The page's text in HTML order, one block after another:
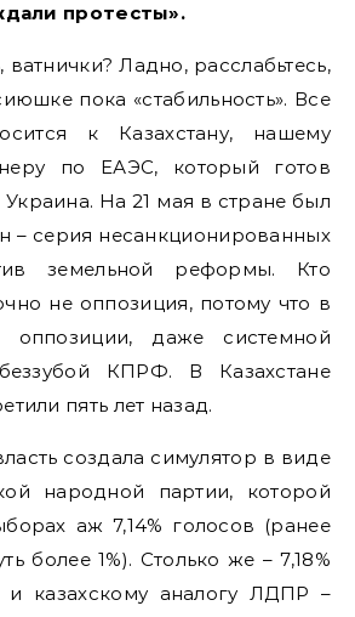
протесты».
ватнички? Ладно, расслабьтесь,
пока «стабильность». Все
к Казахстану, нашему
по ЕАЭС, который готов
Украина. На 21 мая в стране был
– серия несанкционированных
земельной реформы. Кто
не оппозиция, потому что в
оппозиции, даже системной
КПРФ. В Казахстане
пять лет назад.
создала симулятор в виде
народной партии, которой
аж 7,14% голосов (ранее
более 1%). Столько же – 7,18%
казахскому аналогу ЛДПР –